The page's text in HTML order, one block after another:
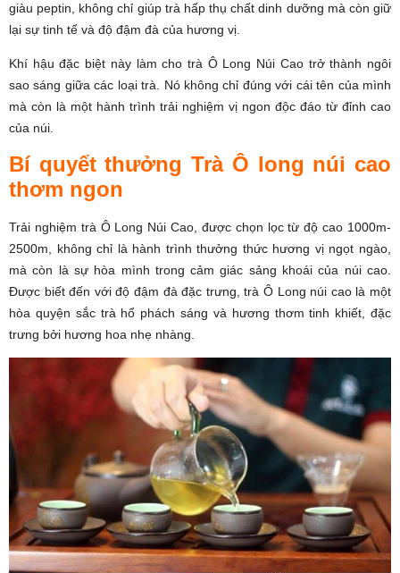
giàu peptin, không chỉ giúp trà hấp thụ chất dinh dưỡng mà còn giữ
lại sự tinh tế và độ đậm đà của hương vị.
Khí hậu đặc biệt này làm cho trà Ô Long Núi Cao trở thành ngôi
sao sáng giữa các loại trà. Nó không chỉ đúng với cái tên của mình
mà còn là một hành trình trải nghiệm vị ngon độc đáo từ đỉnh cao
của núi.
Bí quyết thưởng Trà Ô long núi cao
thơm ngon
Trải nghiệm trà Ô Long Núi Cao, được chọn lọc từ độ cao 1000m-
2500m, không chỉ là hành trình thưởng thức hương vị ngọt ngào,
mà còn là sự hòa mình trong cảm giác sảng khoái của núi cao.
Được biết đến với độ đậm đà đặc trưng, trà Ô Long núi cao là một
hòa quyện sắc trà hổ phách sáng và hương thơm tinh khiết, đặc
trưng bởi hương hoa nhẹ nhàng.